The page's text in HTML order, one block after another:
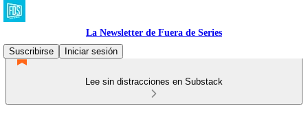
La Newsletter de Fuera de Series
Suscribirse
Iniciar sesión
Lee sin distracciones en Substack